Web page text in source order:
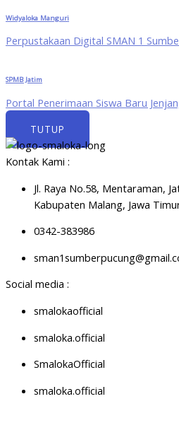
Widyaloka Manguri
Perpustakaan Digital SMAN 1
SPMB Jatim
Portal Penerimaan Siswa Baru
TUTUP
Kontak Kami :
Jl. Raya No.58, Mentaraman,
Kabupaten Malang, Jawa
0342-383986
Social media :
smalokaofficial
smaloka.official
SmalokaOfficial
smaloka.official